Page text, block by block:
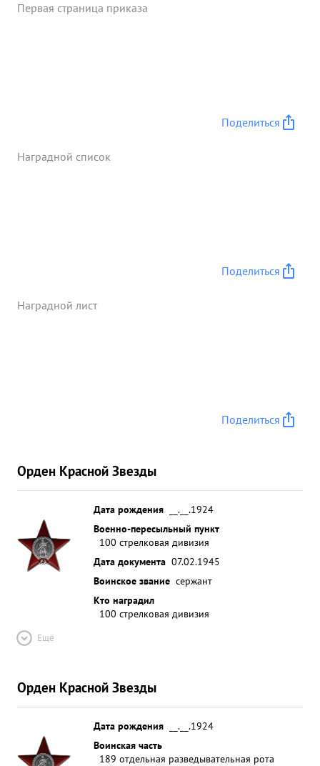
немецких солдат, которые в палите бежали. тов.
Первая страница приказа
Поделиться
Наградной список
Поделиться
Наградной лист
Поделиться
Орден Красной Звезды
Дата рождения
__.__.1924
Военно-пересыльный пункт
100 стрелковая дивизия
Дата документа 07.02.1945
Воинское звание сержант
Кто наградил
100 стрелковая дивизия
Ещё
Орден Красной Звезды
Дата рождения
__.__.1924
Воинская часть
189 отдельная разведывательная рота